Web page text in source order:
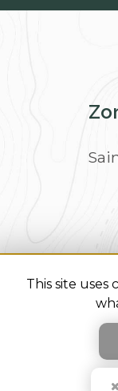
Sophie
Sophie
Mentions légales
This site uses